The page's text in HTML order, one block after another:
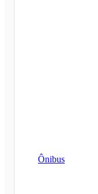
Ônibus